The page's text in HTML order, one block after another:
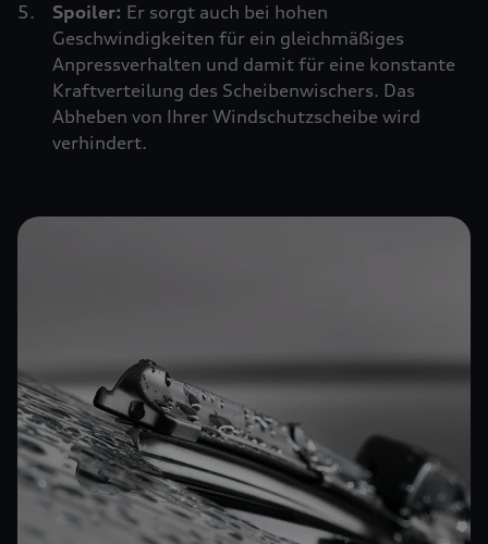
Spoiler: Er sorgt auch bei hohen
Geschwindigkeiten für ein gleichmäßiges
Anpressverhalten und damit für eine konstante
Kraftverteilung des Scheibenwischers. Das
Abheben von Ihrer Windschutzscheibe wird
verhindert.